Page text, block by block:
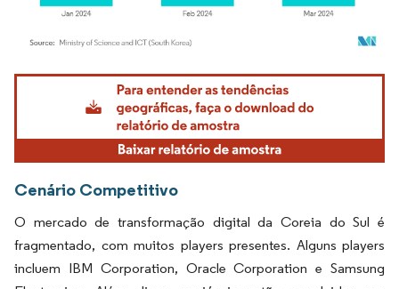
Imagem © Mordor Intelligence. O reuso requer atribuição conforme CC BY 4.0.
Cenário Competitivo
O mercado de transformação digital da Coreia do Sul é
fragmentado, com muitos players presentes. Alguns players
incluem IBM Corporation, Oracle Corporation e Samsung